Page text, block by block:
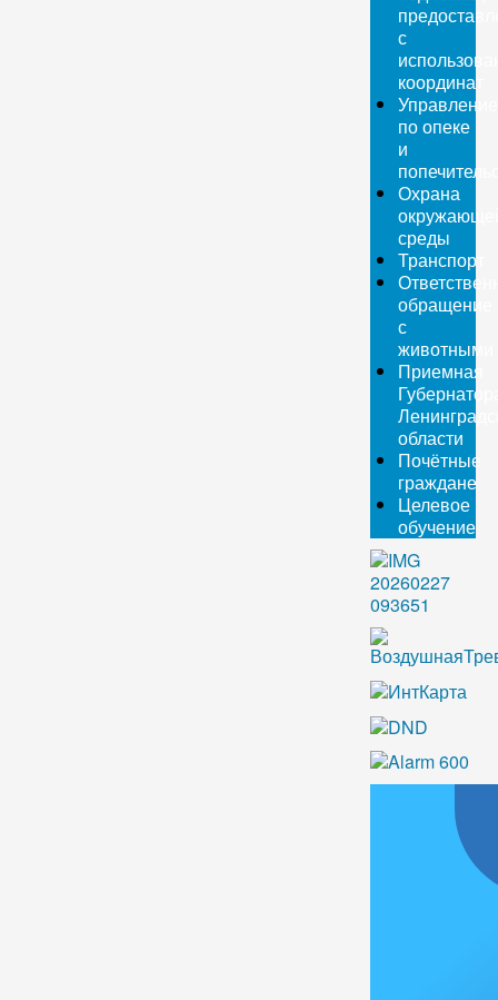
с
координат
Управление
по опеке
и
Охрана
среды
Транспорт
обращение
с
животными
Приемная
области
Почётные
граждане
Целевое
обучение